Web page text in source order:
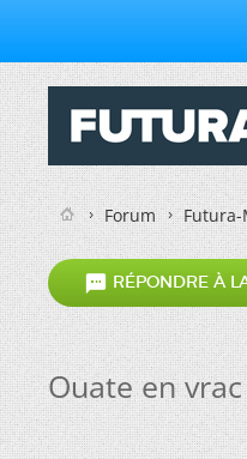
Forum
 RÉPONDRE À
Ouate en